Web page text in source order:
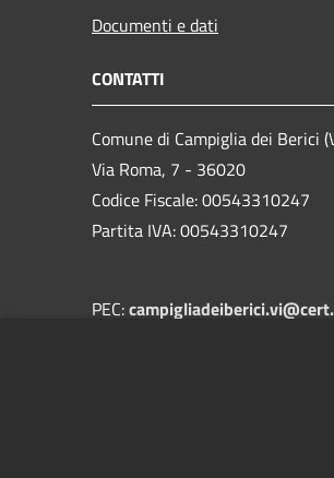
Documenti e dati
CONTATTI
Comune di Campiglia dei Berici
Via Roma, 7 - 36020
Codice Fiscale: 00543310247
Partita IVA: 00543310247
PEC: